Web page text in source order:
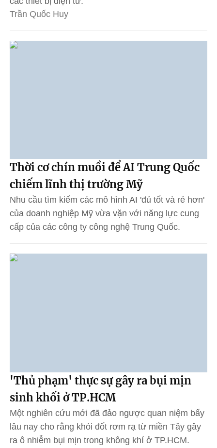
Trần Quốc Huy
Thời cơ chín muồi để AI Trung Quốc
chiếm lĩnh thị trường Mỹ
Nhu cầu tìm kiếm các mô hình AI 'đủ tốt và rẻ hơn'
của doanh nghiệp Mỹ vừa vặn với năng lực cung
cấp của các công ty công nghệ Trung Quốc.
'Thủ phạm' thực sự gây ra bụi mịn
sinh khối ở TP.HCM
Một nghiên cứu mới đã đảo ngược quan niệm bấy
lâu nay cho rằng khói đốt rơm rạ từ miền Tây gây
ra ô nhiễm bụi mịn trong không khí ở TP.HCM.